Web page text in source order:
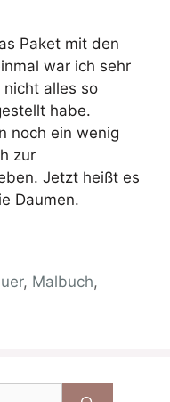
Paket mit den
war ich sehr
alles so
habe.
noch ein wenig
zur
Jetzt heißt es
Daumen.
, Malbuch,